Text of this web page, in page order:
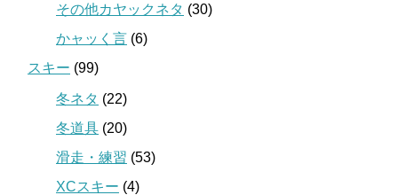
その他カヤックネタ (30)
かャッく言 (6)
スキー (99)
冬ネタ (22)
冬道具 (20)
滑走・練習 (53)
XCスキー (4)